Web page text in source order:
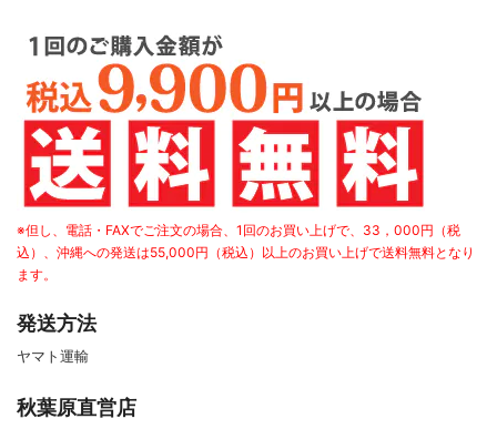
※但し、電話・FAXでご注文の場合、1回のお買い上げで、33，000円（税
込）、沖縄への発送は55,000円（税込）以上のお買い上げで送料無料となり
ます。
発送方法
ヤマト運輸
秋葉原直営店